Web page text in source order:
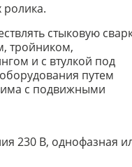
стыковую
тройником,
и с втулкой под
путем
с подвижными
230 В, однофазная